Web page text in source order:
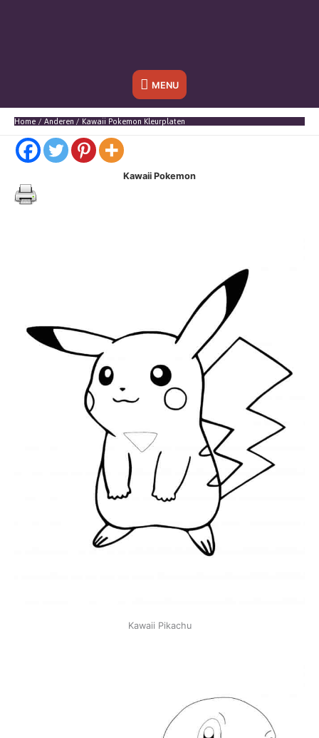
Onder
header
MENU
Home Anderen Kawaii Pokemon Kleurplaten
Kawaii Pokemon
Kawaii Pikachu